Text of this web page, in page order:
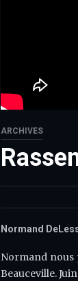
ARCHIVES
Normand
Normand nous
Beauceville.